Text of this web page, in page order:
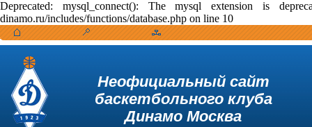
Deprecated: mysql_connect(): The mysql extension is
dinamo.ru/includes/functions/database.php on line 10
Неофициальный сайт
баскетбольного клуба
Динамо Москва